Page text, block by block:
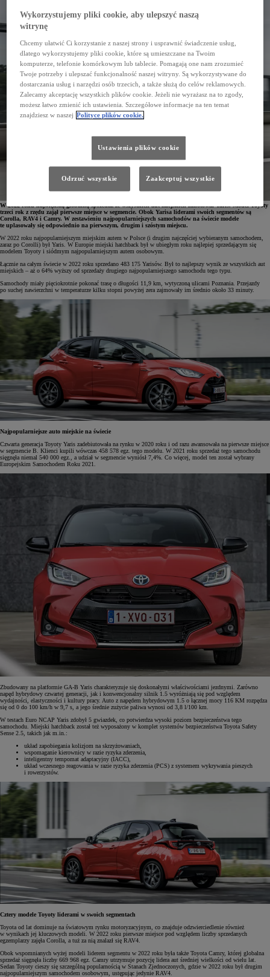
W 2022 roku największą globalną sprzedaż ze wszystkich aut miejskich zanotował Yaris. Model Toyoty
trzeci rok z rzędu zajął pierwsze miejsce w segmencie. Obok Yarisa liderami swoich segmentów są
Corolla, RAV4 i Camry. W zestawieniu najpopularniejszych samochodów na świecie modele
te uplasowały się odpowiednio na pierwszym, drugim i szóstym miejscu.
W 2022 roku najpopularniejszym miejskim autem w Polsce (i drugim najczęściej wybieranym samochodem,
zaraz po Corolli) był Yaris. W Europie miejski hatchback był w ubiegłym roku najlepiej sprzedającym się
modelem Toyoty i siódmym najpopularniejszym autem osobowym.
Łącznie na całym świecie w 2022 roku sprzedano 483 175 Yarisów. Był to najlepszy wynik ze wszystkich aut
miejskich – aż o 64% wyższy od sprzedaży drugiego najpopularniejszego samochodu tego typu.
Samochody miały pięciokrotnie pokonać trasę o długości 11,9 km, wytyczoną ulicami Poznania. Przejazdy
po suchej nawierzchni w temperaturze kilku stopni powyżej zera zajmowały im średnio około 33 minuty.
Najpopularniejsze auto miejskie na świecie
Czwarta generacja Toyoty Yaris zadebiutowała na rynku w 2020 roku i od razu awansowała na pierwsze miejsce
w segmencie B. Klienci kupili wówczas 458 578 egz. tego modelu. W 2021 roku sprzedaż tego samochodu
sięgnęła niemal 540 000 egz., a udział w segmencie wyniósł 7,4%. Co więcej, model ten został wybrany
Europejskim Samochodem Roku 2021.
Zbudowany na platformie GA-B Yaris charakteryzuje się doskonałymi właściwościami jezdnymi. Zarówno
napęd hybrydowy czwartej generacji, jak i konwencjonalny silnik 1.5 wyróżniają się pod względem
wydajności, elastyczności i kultury pracy. Auto z napędem hybrydowym 1.5 o łącznej mocy 116 KM rozpędza
się od 0 do 100 km/h w 9,7 s, a jego średnie zużycie paliwa wynosi od 3,8 l/100 km.
W testach Euro NCAP Yaris zdobył 5 gwiazdek, co potwierdza wysoki poziom bezpieczeństwa tego
samochodu. Miejski hatchback został też wyposażony w komplet systemów bezpieczeństwa Toyota Safety
Sense 2.5, takich jak m.in.:
układ zapobiegania kolizjom na skrzyżowaniach,
wspomaganie kierownicy w razie ryzyka zderzenia,
inteligentny tempomat adaptacyjny (IACC),
układ wczesnego reagowania w razie ryzyka zderzenia (PCS) z systemem wykrywania pieszych
i rowerzystów.
Cztery modele Toyoty liderami w swoich segmentach
Toyota od lat dominuje na światowym rynku motoryzacyjnym, co znajduje odzwierciedlenie również
w wynikach jej kluczowych modeli. W 2022 roku pierwsze miejsce pod względem liczby sprzedanych
egzemplarzy zajęła Corolla, a tuż za nią znalazł się RAV4.
Obok wspomnianych wyżej modeli liderem segmentu w 2022 roku była także Toyota Camry, której globalna
sprzedaż sięgnęła liczby 669 968 egz. Camry utrzymuje pozycję lidera aut średniej wielkości od wielu lat.
Sedan Toyoty cieszy się szczególną popularnością w Stanach Zjednoczonych, gdzie w 2022 roku był drugim
najpopularniejszym samochodem osobowym, ustępując jedynie RAV4.
Wykorzystujemy pliki cookie, aby ulepszyć naszą
witrynę
Chcemy ułatwić Ci korzystanie z naszej strony i usprawnić świadczenie usług,
dlatego wykorzystujemy pliki cookie, które są umieszczane na Twoim
komputerze, telefonie komórkowym lub tablecie. Pomagają one nam zrozumieć
Twoje potrzeby i ulepszać funkcjonalność naszej witryny. Są wykorzystywane do
dostarczania usług i narzędzi osób trzecich, a także służą do celów reklamowych.
Zalecamy akceptację wszystkich plików cookie. Jeżeli nie wyrażasz na to zgody,
możesz łatwo zmienić ich ustawienia. Szczegółowe informacje na ten temat
znajdziesz w naszej Polityce plików cookie.
Ustawienia plików cookie
Odrzuć wszystkie Zaakceptuj wszystkie